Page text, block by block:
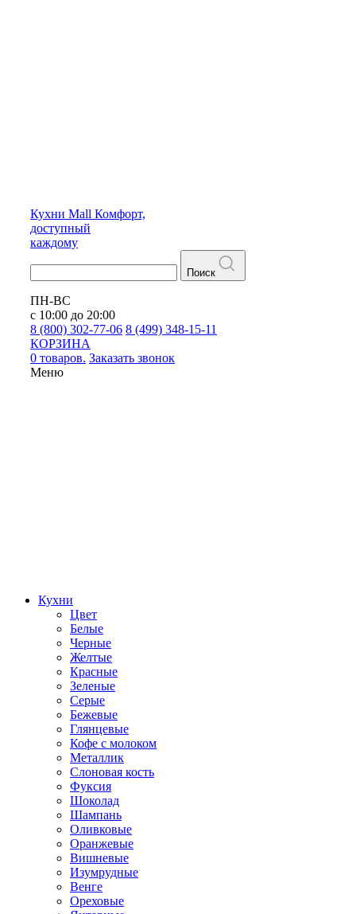
Кухни Mall Комфорт,
доступный
каждому
Поиск
ПН-ВС
с 10:00 до 20:00
8 (800) 302-77-06 8 (499) 348-15-11
КОРЗИНА
0 товаров. Заказать звонок
Меню
Кухни
Цвет
Белые
Черные
Желтые
Красные
Зеленые
Серые
Бежевые
Глянцевые
Кофе с молоком
Металлик
Слоновая кость
Фуксия
Шоколад
Шампань
Оливковые
Оранжевые
Вишневые
Изумрудные
Венге
Ореховые